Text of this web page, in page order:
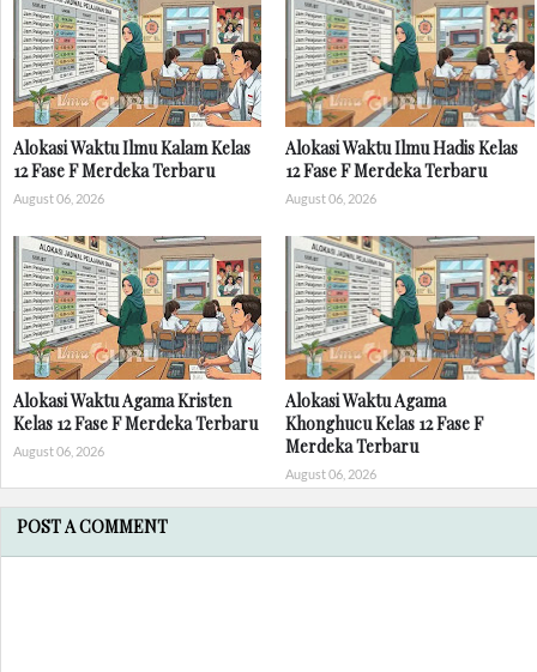
Alokasi Waktu Ilmu Kalam Kelas
12 Fase F Merdeka Terbaru
August 06, 2026
Alokasi Waktu Ilmu Hadis Kelas
12 Fase F Merdeka Terbaru
August 06, 2026
Alokasi Waktu Agama Kristen
Kelas 12 Fase F Merdeka Terbaru
August 06, 2026
Alokasi Waktu Agama
Khonghucu Kelas 12 Fase F
Merdeka Terbaru
August 06, 2026
POST A COMMENT